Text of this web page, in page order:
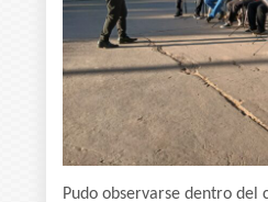
Pudo observarse dentro del